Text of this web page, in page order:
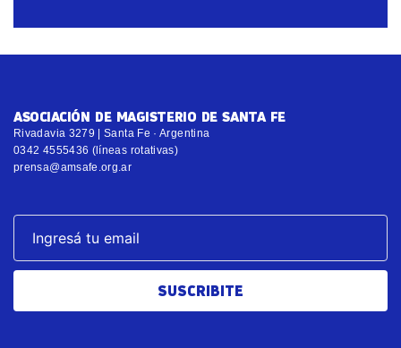
ASOCIACIÓN DE MAGISTERIO DE SANTA FE
Rivadavia 3279 | Santa Fe · Argentina
0342 4555436 (líneas rotativas)
prensa@amsafe.org.ar
SUSCRIBITE